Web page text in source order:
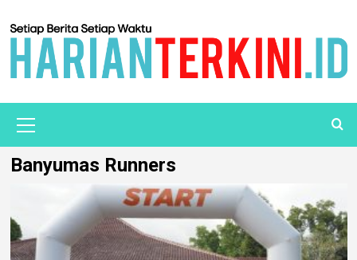
Banyumas Runners